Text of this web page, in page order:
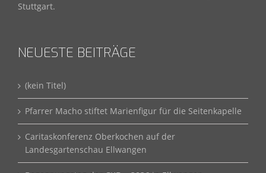
Stuttgart.
NEUESTE BEITRÄGE
(kein Titel)
Pfarrer Macho stiftet Marienfigur für die Seitenkapelle
Caritaskonferenz Oberkochen auf der
Landesgartenschau Ellwangen